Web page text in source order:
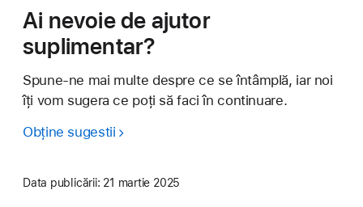
Ai nevoie de ajutor
suplimentar?
Spune-ne mai multe despre ce se întâmplă, iar noi
îți vom sugera ce poți să faci în continuare.
Obține sugestii
Data publicării: 21 martie 2025